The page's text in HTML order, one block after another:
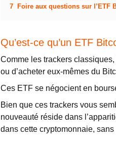
7
Foire aux questions sur l’ETF
Qu’est-ce qu’un ETF
Comme les trackers classiques,
ou d’acheter eux-mêmes du
Ces ETF se négocient en
Bien que ces trackers vous
nouveauté réside dans
dans cette cryptomonnaie,